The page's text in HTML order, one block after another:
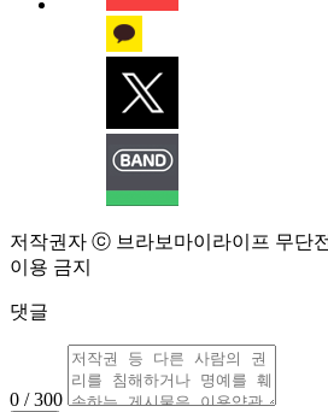
저작권자 ⓒ 브라보마이라이프 무단
이용 금지
댓글
0 / 300